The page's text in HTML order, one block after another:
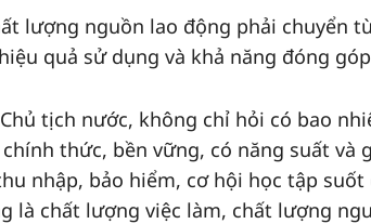
lượng nguồn lao động phải chuyển
quả sử dụng và khả năng đóng
tịch nước, không chỉ hỏi có bao
thức, bền vững, có năng suất và
nhập, bảo hiểm, cơ hội học tập
là chất lượng việc làm, chất lượng